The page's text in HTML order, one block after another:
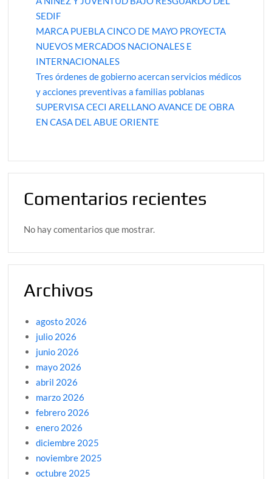
SEDIF
MARCA PUEBLA CINCO DE MAYO PROYECTA
NUEVOS MERCADOS NACIONALES E
INTERNACIONALES
Tres órdenes de gobierno acercan servicios médicos
y acciones preventivas a familias poblanas
SUPERVISA CECI ARELLANO AVANCE DE OBRA
EN CASA DEL ABUE ORIENTE
Comentarios recientes
No hay comentarios que mostrar.
Archivos
agosto 2026
julio 2026
junio 2026
mayo 2026
abril 2026
marzo 2026
febrero 2026
enero 2026
diciembre 2025
noviembre 2025
octubre 2025